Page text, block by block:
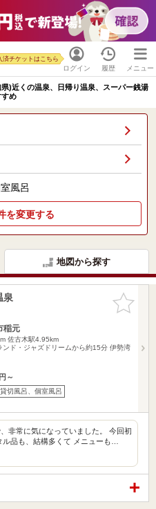
ログイン
済チケットはこちら
履歴 メニュー
)近くの温泉、日帰り温泉、スーパー銭湯
すめ
風呂
を変更する
地図から探す
お気に入
りに追加
泉
稲元
佐古木駅4.95km
ンド・ジャズドリームから約15分 伊勢湾
～
貸切風呂、個室風呂
非常に気になっていました。 今回初
品も、結構多くて メニューも…